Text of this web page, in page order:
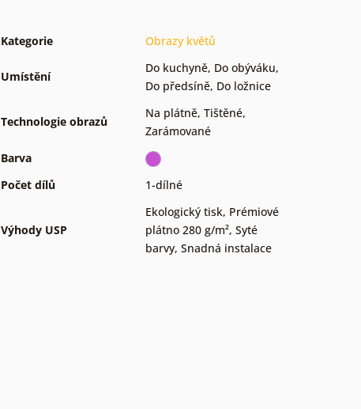
Kategorie Obrazy květů
Umístění
Do kuchyně, Do obýváku,
Do předsíně, Do ložnice
Technologie obrazů
Na plátně, Tištěné,
Zarámované
Barva
Počet dílů
1-dílné
Výhody USP
Ekologický tisk, Prémiové
plátno 280 g/m², Syté
barvy, Snadná instalace